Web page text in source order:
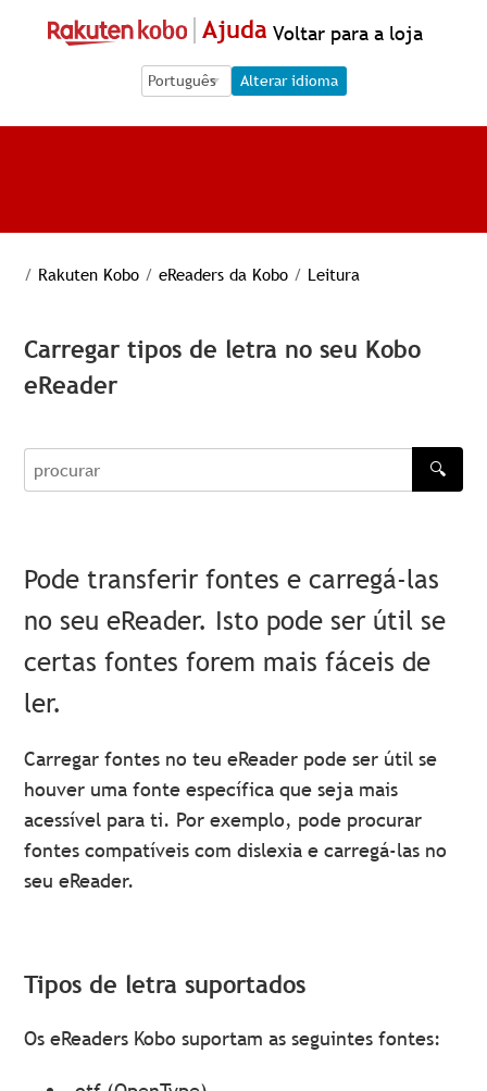
Ajuda Voltar para a loja
Language Selection
Language Selection
Alterar idioma
/ Rakuten Kobo / eReaders da Kobo / Leitura
Carregar tipos de letra no seu Kobo
eReader
procurar
🔍
Pode transferir fontes e carregá-las
no seu eReader. Isto pode ser útil se
certas fontes forem mais fáceis de
ler.
Carregar fontes no teu eReader pode ser útil se
houver uma fonte específica que seja mais
acessível para ti. Por exemplo, pode procurar
fontes compatíveis com dislexia e carregá-las no
seu eReader.
Tipos de letra suportados
Os eReaders Kobo suportam as seguintes fontes: